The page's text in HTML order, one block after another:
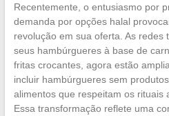
Recentemente, o entusiasmo por
demanda por opções halal
revolução em sua oferta. As redes
seus hambúrgueres à base de
fritas crocantes, agora estão
incluir hambúrgueres sem
alimentos que respeitam os rituais
Essa transformação reflete uma